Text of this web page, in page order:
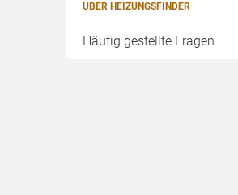
ÜBER HEIZUNGSFINDER
Häufig gestellte Fragen